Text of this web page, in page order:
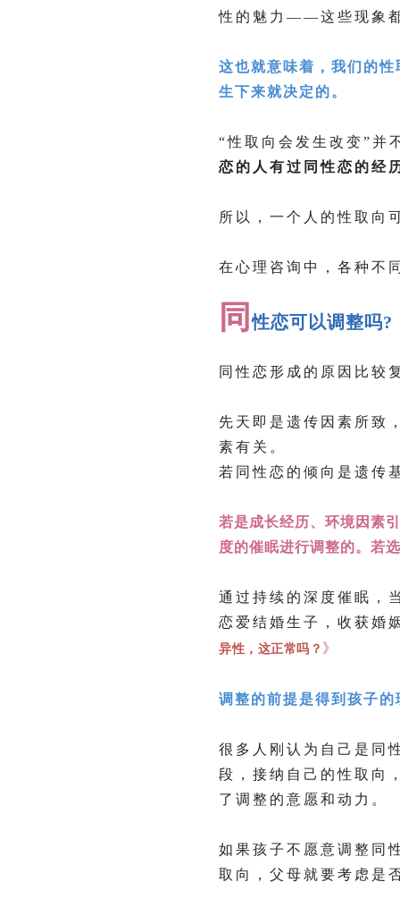
性的魅力——这些现象
这也就意味着，我们的
生下来就决定的。
“性取向会发生改变”并
恋的人有过同性恋的
所以，一个人的性取向
在心理咨询中，各种不
同性恋可以调整吗?
同性恋形成的原因比较
先天即是遗传因素所致
素有关。
若同性恋的倾向是遗传
若是成长经历、环境因素
度的催眠进行调整的。若
通过持续的深度催眠，
恋爱结婚生子，收获婚
异性，这正常吗？ 》
调整的前提是得到孩子
很多人刚认为自己是同
段，接纳自己的性取向
了调整的意愿和动力。
如果孩子不愿意调整同
取向，父母就要考虑是